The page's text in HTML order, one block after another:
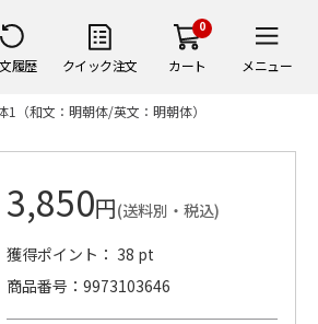
履歴 クイック注文
0
カート メニュー
（和文：明朝体/英文：明朝体）
3,850円(送料別・税込)
獲得ポイント： 38 pt
商品番号
9973103646